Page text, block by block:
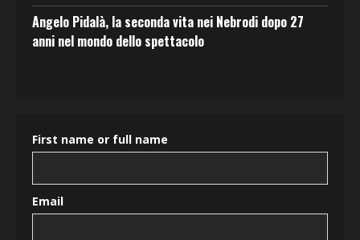
Angelo Pidalà, la seconda vita nei Nebrodi dopo 27
anni nel mondo dello spettacolo
First name or full name
Email